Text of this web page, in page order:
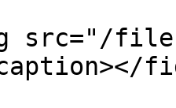
src="/files/